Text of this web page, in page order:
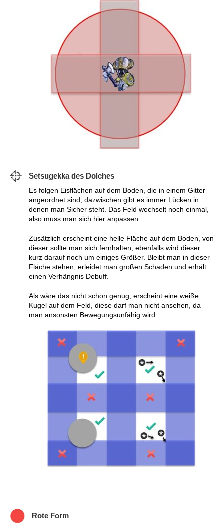
Setsugekka des Dolches
Es folgen Eisflächen auf dem Boden, die in einem Gitter
angeordnet sind, dazwischen gibt es immer Lücken in
denen man Sicher steht. Das Feld wechselt noch einmal,
also muss man sich hier anpassen.
Zusätzlich erscheint eine helle Fläche auf dem Boden, von
dieser sollte man sich fernhalten, ebenfalls wird dieser
kurz darauf noch um einiges Größer. Bleibt man in dieser
Fläche stehen, erleidet man großen Schaden und erhält
einen Verhängnis Debuff.
Als wäre das nicht schon genug, erscheint eine weiße
Kugel auf dem Feld, diese darf man nicht ansehen, da
man ansonsten Bewegungsunfähig wird.
Rote Form